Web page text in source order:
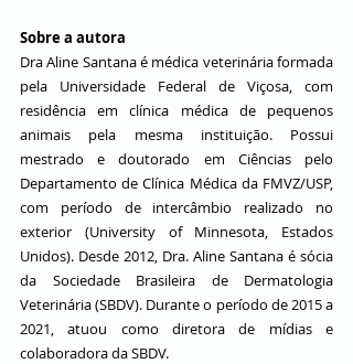
Sobre a autora
Dra Aline Santana é médica veterinária formada
pela Universidade Federal de Viçosa, com
residência em clínica médica de pequenos
animais pela mesma instituição. Possui
mestrado e doutorado em Ciências pelo
Departamento de Clínica Médica da FMVZ/USP,
com período de intercâmbio realizado no
exterior (University of Minnesota, Estados
Unidos). Desde 2012, Dra. Aline Santana é sócia
da Sociedade Brasileira de Dermatologia
Veterinária (SBDV). Durante o período de 2015 a
2021, atuou como diretora de mídias e
colaboradora da SBDV.